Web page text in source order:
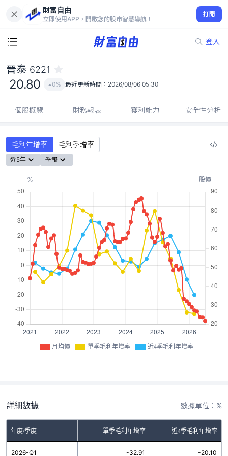
財富自由
立即使用APP，開啟您的股市智慧導航！
打開
登入
20.80
0%
晉泰 6221
20.80 0% 最近更新時間： 2026/08/06 05:30
個股概覽 財務報表 獲利能力 安全性分析
毛利年增率 毛利季增率
近5年 季報
月均價 單季毛利年增率 近4季毛利年增率
詳細數據 數據單位：%
年度/季度 單季毛利年增率 近4季毛利年增率
2026-Q1 -32.91 -20.10